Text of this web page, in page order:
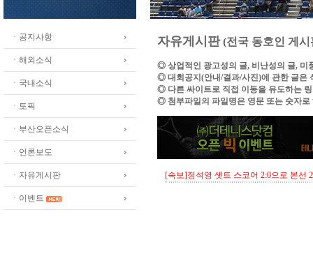
ㆍ공지사항
ㆍ해외소식
ㆍ국내소식
ㆍ토픽
ㆍ부산오픈소식
ㆍ언론보도
ㆍ자유게시판
ㆍ이벤트
자유게시판(전국 동호인 게시
◎ 상업적인 광고성의 글, 비난성의 글, 미
◎ 대회공지(안내/결과/사진)에 관한 글은
◎ 다른 싸이트로 직접 이동을 유도하는
◎ 첨부파일의 파일명은 영문 또는 숫자로
[속보]정석영 셋트 스코어 2:0으로 본선